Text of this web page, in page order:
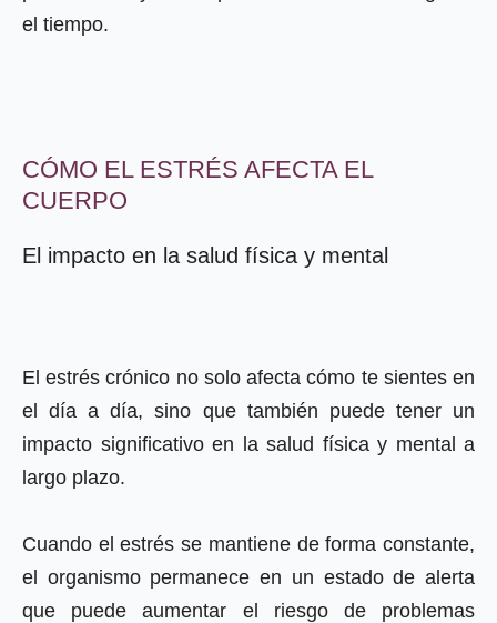
el tiempo.
CÓMO EL ESTRÉS AFECTA EL
CUERPO
El impacto en la salud física y mental
El estrés crónico no solo afecta cómo te sientes en
el día a día, sino que también puede tener un
impacto significativo en la salud física y mental a
largo plazo.
Cuando el estrés se mantiene de forma constante,
el organismo permanece en un estado de alerta
que puede aumentar el riesgo de problemas